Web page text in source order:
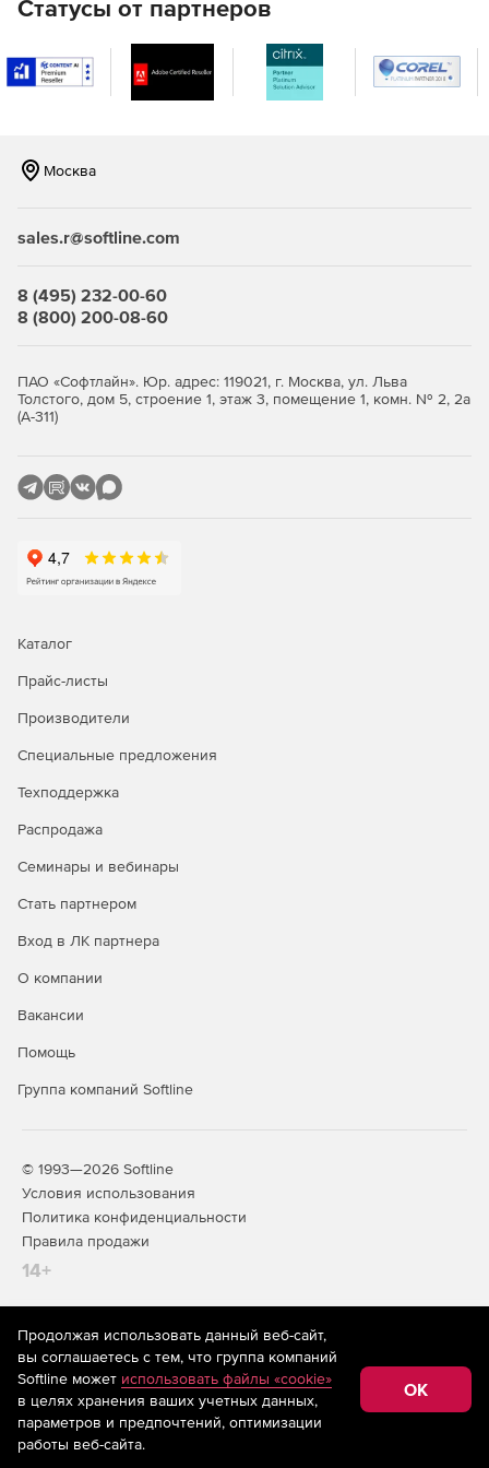
последовательных страниц, которые при извлечении
сформируют единый документ. Страницы могут быть
любого размера и находиться в любом документе.
основе задаваемого пользователем максимального
Простая интеграция:
Отсутствие ограничений на количество
одновременных пользователей и подключений.
Вызов из любого языка сценариев или
решениями Appligent или сторонними продуктами в
формате PDF.
Поддержка PDF 1.2 и выше.
Статусы от партнеров
Москва
sales.r@softline.com
8 (495) 232-00-60
8 (800) 200-08-60
ПАО «Софтлайн». Юр. адрес: 119021, г. Москва, ул. Льва
Толстого, дом 5, строение 1, этаж 3, помещение 1, комн. № 2, 2а
(А-311)
Каталог
Прайс-листы
Производители
Специальные предложения
Техподдержка
Распродажа
Семинары и вебинары
Стать партнером
Вход в ЛК партнера
О компании
Вакансии
Помощь
Группа компаний Softline
© 1993—2026 Softline
Условия использования
Политика конфиденциальности
Правила продажи
14+
На информационном ресурсе store.softline.ru применяются
рекомендательные технологии(информационные технологии
предоставления информации на основе сбора,
систематизации и анализа сведений, относящихся к
предпочтениям пользователей сети «Интернет»,
находящихся на территории Российской Федерации)
Продолжая использовать данный веб-сайт,
вы соглашаетесь с тем, что группа компаний
Softline может использовать файлы «cookie»
в целях хранения ваших учетных данных,
параметров и предпочтений, оптимизации
работы веб-сайта.
OK